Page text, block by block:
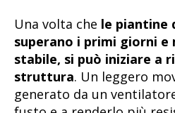
Una volta che le piantine
superano i primi giorni
stabile, si può iniziare a
struttura. Un leggero
generato da un